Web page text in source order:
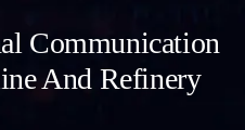
Communication
And Refinery